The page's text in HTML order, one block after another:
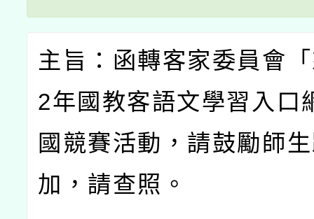
主旨：函轉客家委員會
2年國教客語文學習入口
國競賽活動，請鼓勵師
加，請查照。